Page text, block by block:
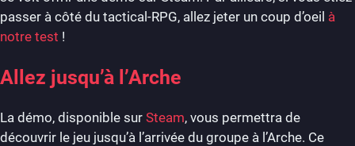
passer à côté du tactical-RPG, allez jeter un coup d’oeil à
notre test !
Allez jusqu’à l’Arche
La démo, disponible sur Steam, vous permettra de
découvrir le jeu jusqu’à l’arrivée du groupe à l’Arche. Ce